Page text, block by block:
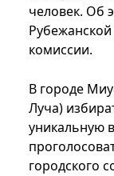
человек. Об
комиссии.
В городе
Луча)
уникальную
городского